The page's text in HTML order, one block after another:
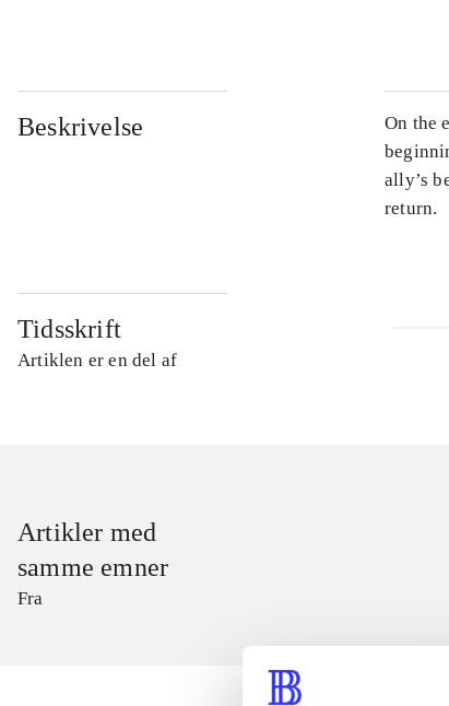
Beskrivelse
On the
ally’s
return.
Tidsskrift
Artiklen er en del af
Artikler med
samme emner
Fra